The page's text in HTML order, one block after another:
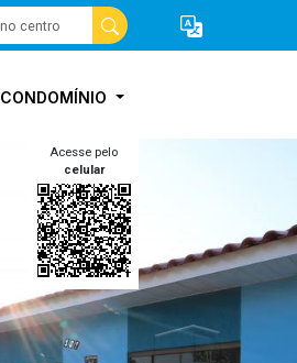
CONDOMÍNIO
Acesse pelo
celular